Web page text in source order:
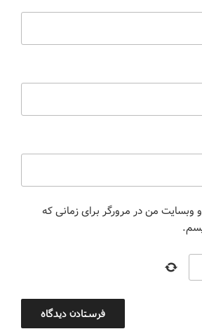
وبسایت من در مرورگر برای زمانی که